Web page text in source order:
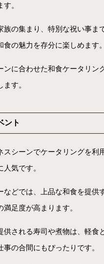
。
族の集まり、特別な祝い事ま
食の魅力を存分に楽しめます。
ンに合わせた和食ケータリン
す。
ント
スシーンでケータリングを利
気です。
などでは、上品な和食を提供
満足度が高まります。
供される寿司や煮物は、軽食
事の合間にもぴったりです。